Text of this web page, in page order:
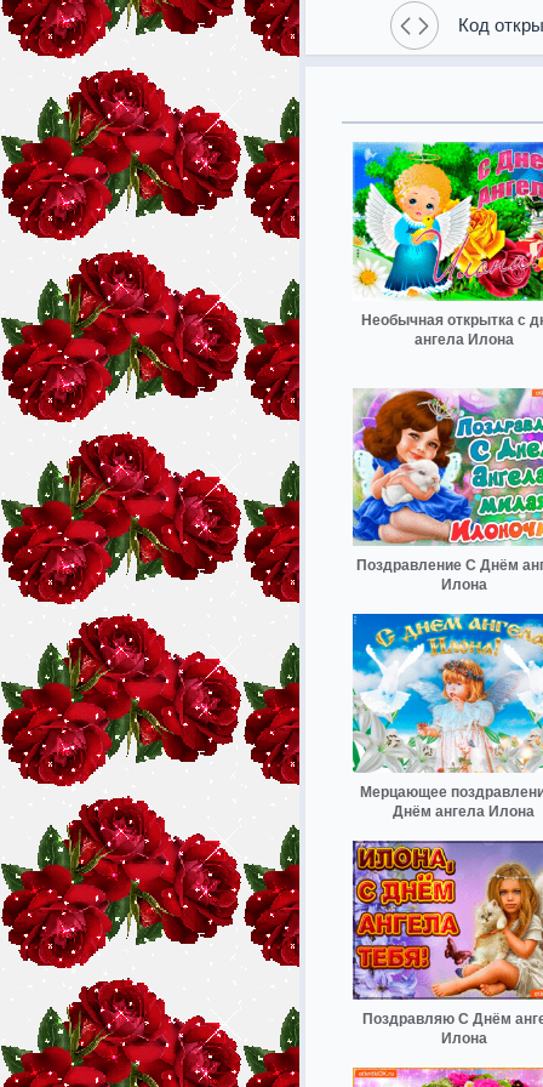
Код
Необычная открытка с
ангела Илона
Поздравление С Днём
Илона
Мерцающее
Днём ангела Илона
Поздравляю С Днём
Илона